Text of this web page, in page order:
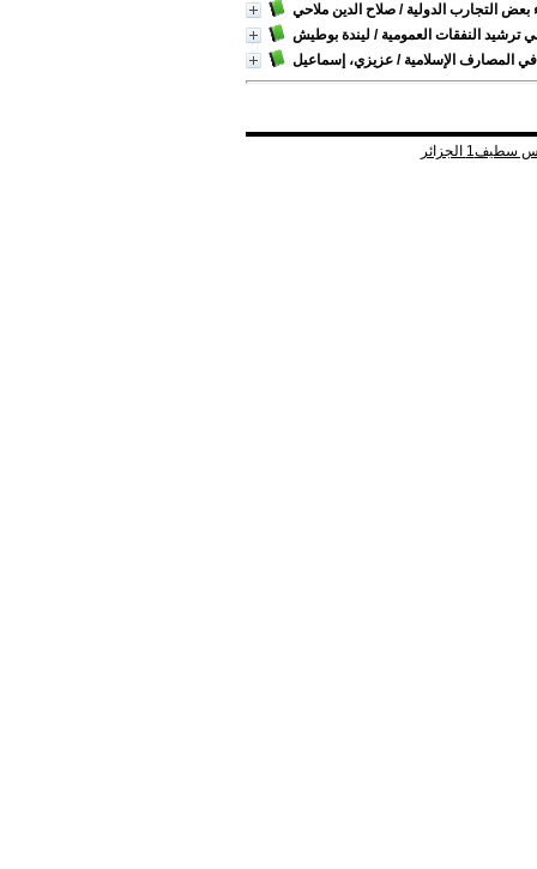
بعض التجارب الدولية / صلاح الدين ملاحي
ترشيد النفقات العمومية / ليندة بوطيش
المصارف الإسلامية / عزيزي، إسماعيل